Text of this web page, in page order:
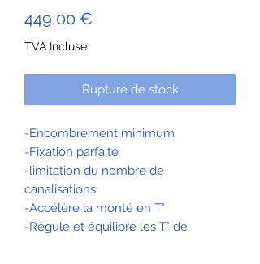
449,00 €
TVA Incluse
Rupture de stock
-Encombrement minimum
-Fixation parfaite
-limitation du nombre de
canalisations
-Accélère la monté en T°
-Régule et équilibre les T° de